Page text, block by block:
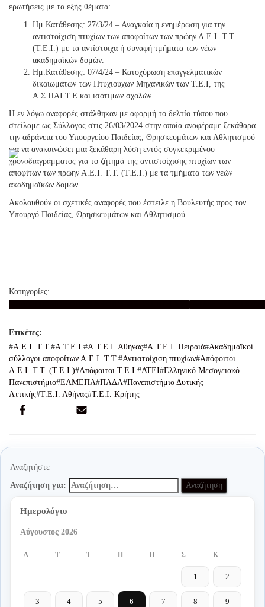
ερωτήσεις με τα εξής θέματα:
Ημ.Κατάθεσης: 27/3/24 – Αναγκαία η ενημέρωση για την
αντιστοίχιση πτυχίων των αποφοίτων των πρώην Α.Ε.Ι. Τ.Τ.
(Τ.Ε.Ι.) με τα αντίστοιχα ή συναφή τμήματα των νέων
ακαδημαϊκών δομών.
Ημ.Κατάθεσης: 07/4/24 – Κατοχύρωση επαγγελματικών
δικαιωμάτων των Πτυχιούχων Μηχανικών των Τ.Ε.Ι, της
Α.Σ.ΠΑΙ.Τ.Ε και ισότιμων σχολών.
Η εν λόγω αναφορές στάλθηκαν με αφορμή το δελτίο τύπου που
στείλαμε ως Σύλλογος στις 26/03/2024 στην οποία αναφέραμε ξεκάθαρα
την αδράνεια του Υπουργείου Παιδείας, Θρησκευμάτων και Αθλητισμού
για να ανακοινώσει μια ξεκάθαρη λύση εντός συγκεκριμένου
χρονοδιαγράμματος για το ζήτημά της αντιστοίχισης πτυχίων των
αποφίτων των πρώην Α.Ε.Ι. Τ.Τ. (Τ.Ε.Ι.) με τα τμήματα των νεών
ακαδημαϊκών δομών.
Ακολουθούν οι σχετικές αναφορές που έστειλε η Βουλευτής προς τον
Υπουργό Παιδείας, Θρησκευμάτων και Αθλητισμού.
Κατηγορίες:
Α.Ε.Ι. Τ.Τ. Α.Τ.Ε.Ι. Α.Τ.Ε.Ι. Αθήνας Α.Τ.Ε.Ι. Πειραιά Ακαδημαϊκοί
σύλλογοι αποφοίτων Α.Ε.Ι. Τ.Τ. Αντιστοίχιση πτυχίων Απόφοιτοι
Α.Ε.Ι. Τ.Τ. (Τ.Ε.Ι.) Απόφοιτοι Τ.Ε.Ι. ΑΤΕΙ Ελληνικό Μεσογειακό
Πανεπιστήμιο ΕΛΜΕΠΑ ΠΑΔΑ Πανεπιστήμιο Δυτικής
Αττικής Τ.Ε.Ι. Αθήνας Τ.Ε.Ι. Κρήτης
Αναζητήστε
Αναζήτηση για:
Ημερολόγιο
Αύγουστος 2026
Δ Τ Τ Π Π Σ Κ
1 2
3 4 5 6 7 8 9